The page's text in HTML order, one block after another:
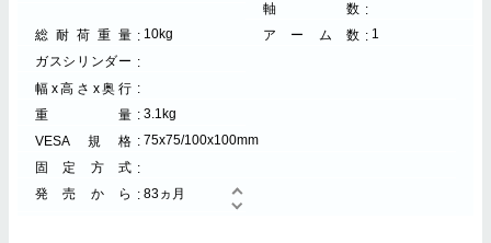
軸数
総耐荷重量
10kg アーム数
1
ガスシリンダー
幅x高さx奥行
重量
3.1kg
VESA規格
75x75/100x100mm
固定方式
発売から
83ヵ月